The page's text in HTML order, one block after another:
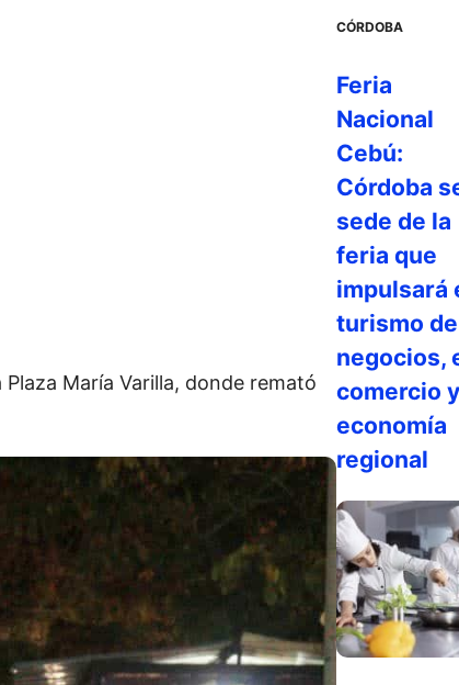
María Varilla, donde remató
CÓRDOBA
Feria
Nacional
Cebú:
Córdoba
sede de la
feria que
impulsará
turismo de
negocios,
comercio
economía
regional